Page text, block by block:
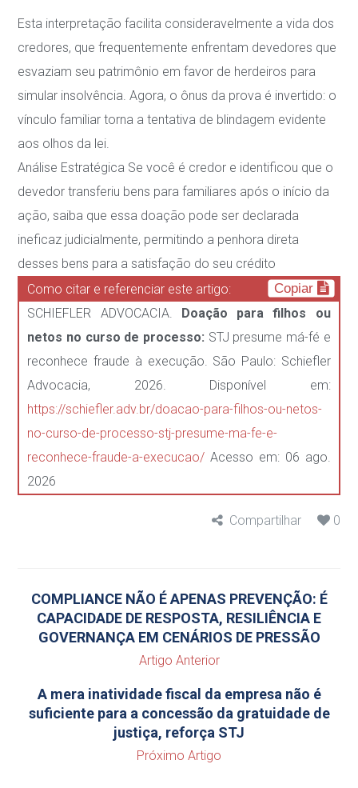
Esta interpretação facilita consideravelmente a vida dos
credores, que frequentemente enfrentam devedores que
esvaziam seu patrimônio em favor de herdeiros para
simular insolvência. Agora, o ônus da prova é invertido: o
vínculo familiar torna a tentativa de blindagem evidente
aos olhos da lei.
Análise Estratégica Se você é credor e identificou que o
devedor transferiu bens parafamiliares após o início da
ação, saiba que essa doação pode ser declarada
ineficaz judicialmente, permitindo a penhora direta
desses bens para a satisfação do seu crédito
Como citar e referenciar este artigo:
Copiar
SCHIEFLER ADVOCACIA. Doação para filhos ou
netos no curso de processo: STJ presume má-fé e
reconhece fraude à execução. São Paulo: Schiefler
Advocacia, 2026. Disponível em:
https://schiefler.adv.br/doacao-para-filhos-ou-netos-
no-curso-de-processo-stj-presume-ma-fe-e-
reconhece-fraude-a-execucao/ Acesso em: 06 ago.
2026
Compartilhar 0
COMPLIANCE NÃO É APENAS PREVENÇÃO: É
CAPACIDADE DE RESPOSTA, RESILIÊNCIA E
GOVERNANÇA EM CENÁRIOS DE PRESSÃO
Artigo Anterior
A mera inatividade fiscal da empresa não é
suficiente para a concessão da gratuidade de
justiça, reforça STJ
Próximo Artigo